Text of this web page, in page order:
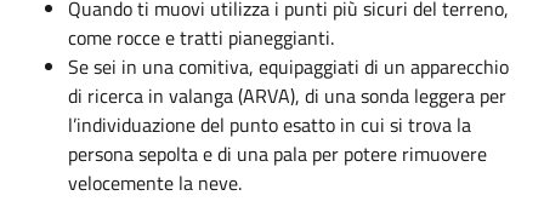
Quando ti muovi utilizza i punti più sicuri del terreno,
come rocce e tratti pianeggianti.
Se sei in una comitiva, equipaggiati di un apparecchio
di ricerca in valanga (ARVA), di una sonda leggera per
l’individuazione del punto esatto in cui si trova la
persona sepolta e di una pala per potere rimuovere
velocemente la neve.